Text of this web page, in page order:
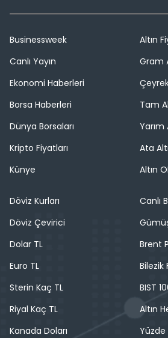
Businessweek
Canlı Yayın
Ekonomi Haberleri
Borsa Haberleri
Dünya Borsaları
Kripto Fiyatları
Künye
Altın
Gram
Tam
Yarım
Ata
Altın
Döviz Kurları
Döviz Çevirici
Dolar TL
Euro TL
Sterin Kaç TL
Riyal Kaç TL
Kanada Doları
Canlı
Brent
Bilezik
BIST
Altın